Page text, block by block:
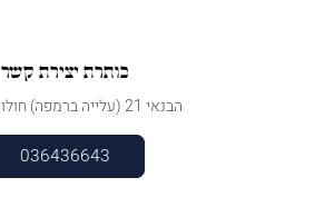
כותרת יצירת קשר
הבנאי 21 (עלייה ברמפה) חולון, ישראל
036436643